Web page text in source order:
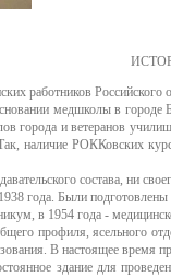
работников
медшколы в городе
города и ветеранов
наличие РОККовских
состава, ни
года. Были
в 1954 года -
профиля, ясельного
В настоящее время
здание для